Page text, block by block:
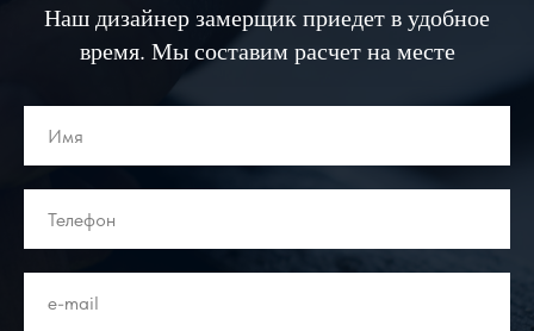
Наш дизайнер замерщик приедет в удобное
время. Мы составим расчет на месте